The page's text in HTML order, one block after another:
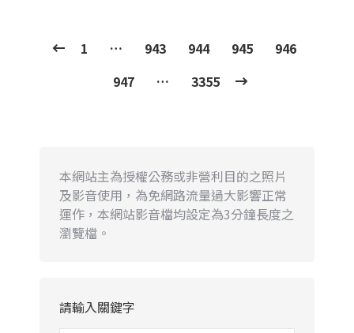
1 … 943 944 945
946
947
… 3355
本網站主為授權公務或非營利目的之照片
及影音使用，為免網路流量過大影響正常
運作，本網站影音檔均設定為3分鐘長度之
瀏覽檔。
請輸入關鍵字